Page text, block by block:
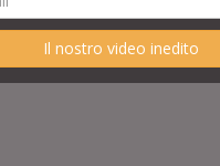
Il nostro video inedito